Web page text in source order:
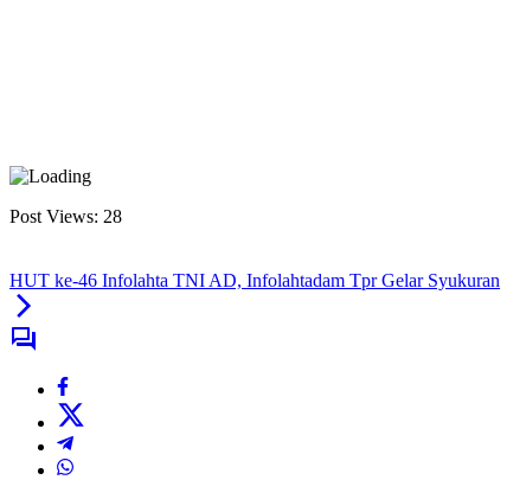
Post Views: 28
HUT ke-46 Infolahta TNI AD, Infolahtadam Tpr Gelar Syukuran